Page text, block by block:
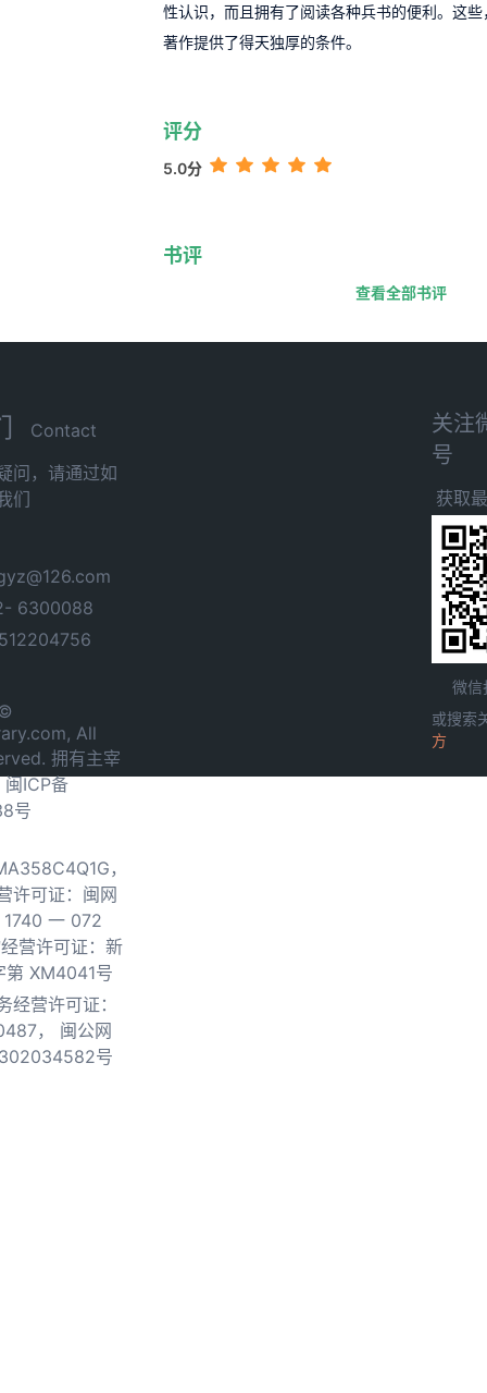
性认识，而且拥有了阅读各种兵书的便利。这
著作提供了得天独厚的条件。
评分
5.0分
书评
查看全部书评
Contact
问，请通过如
们
6300088
All
拥有主宰
闽ICP备
号
，
许可证：闽网
一 072
营许可证：新
第 XM4041号
经营许可证：
，
闽公网
号
关注
号
获取
微信
或搜索
方